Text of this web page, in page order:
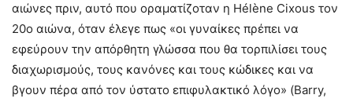
αιώνες πριν, αυτό που οραματίζοταν η Hélène Cixous τον
20ο αιώνα, όταν έλεγε πως «οι γυναίκες πρέπει να
εφεύρουν την απόρθητη γλώσσα που θα τορπιλίσει τους
διαχωρισμούς, τους κανόνες και τους κώδικες και να
βγουν πέρα από τον ύστατο επιφυλακτικό λόγο» (Barry,